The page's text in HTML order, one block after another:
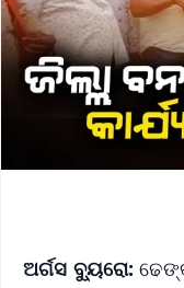
ଅର୍ଗସ ବ୍ୟୁରୋ: